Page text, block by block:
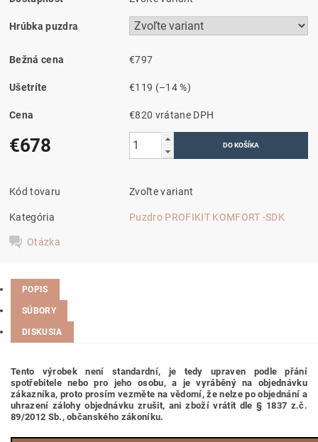
Hrúbka puzdra
Bežná cena €797
Ušetríte €119 (–14 %)
Cena €820 vrátane DPH
€678
Kód tovaru Zvoľte variant
Kategória Puzdro PROFIKIT KOMFORT -SDK
Otázka
POPIS
SÚBORY
DISKUSIA
Tento výrobek není standardní, je tedy upraven podle přání
spotřebitele nebo pro jeho osobu, a je vyráběný na objednávku
zákazníka, proto prosím vezměte na vědomí, že nelze po objednání a
uhrazení zálohy objednávku zrušit, ani zboží vrátit dle § 1837 z.č.
89/2012 Sb., občanského zákoníku.